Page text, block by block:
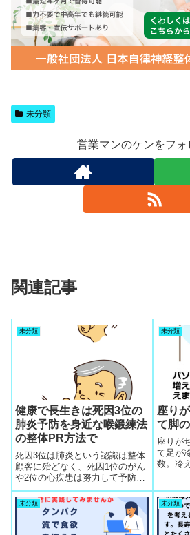
未分類
営業マンのケンをフォ
関連記事
未分類
健康で長生きは死因3位の
肺炎予防を身近な喉鍛練法
の整体PR方法で
死因3位は肺炎という認識は整体
顧客に殆どなく、死因1位のがん
や2位の心疾患は努力して予防す
るのは難しそうという反応にな
るが、肺炎は整体顧客に予防法
を面白がるように努力する方法
を教えれば、健康寿命が延びる
という実感が誰も起きて感動を
未分類
座り
て脚
座りが
て足が
数。冷
なるの
未分類 未分類